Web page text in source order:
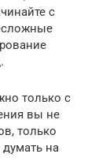
с
только с
вы не
только
на